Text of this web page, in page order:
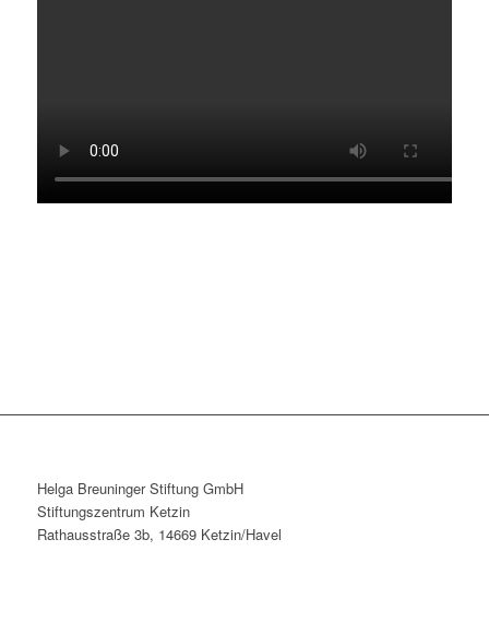
Helga Breuninger Stiftung GmbH
Stiftungszentrum Ketzin
Rathausstraße 3b, 14669 Ketzin/Havel